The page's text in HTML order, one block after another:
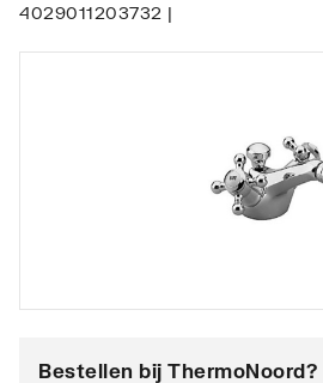
4029011203732 |
Bestellen bij ThermoNoord?